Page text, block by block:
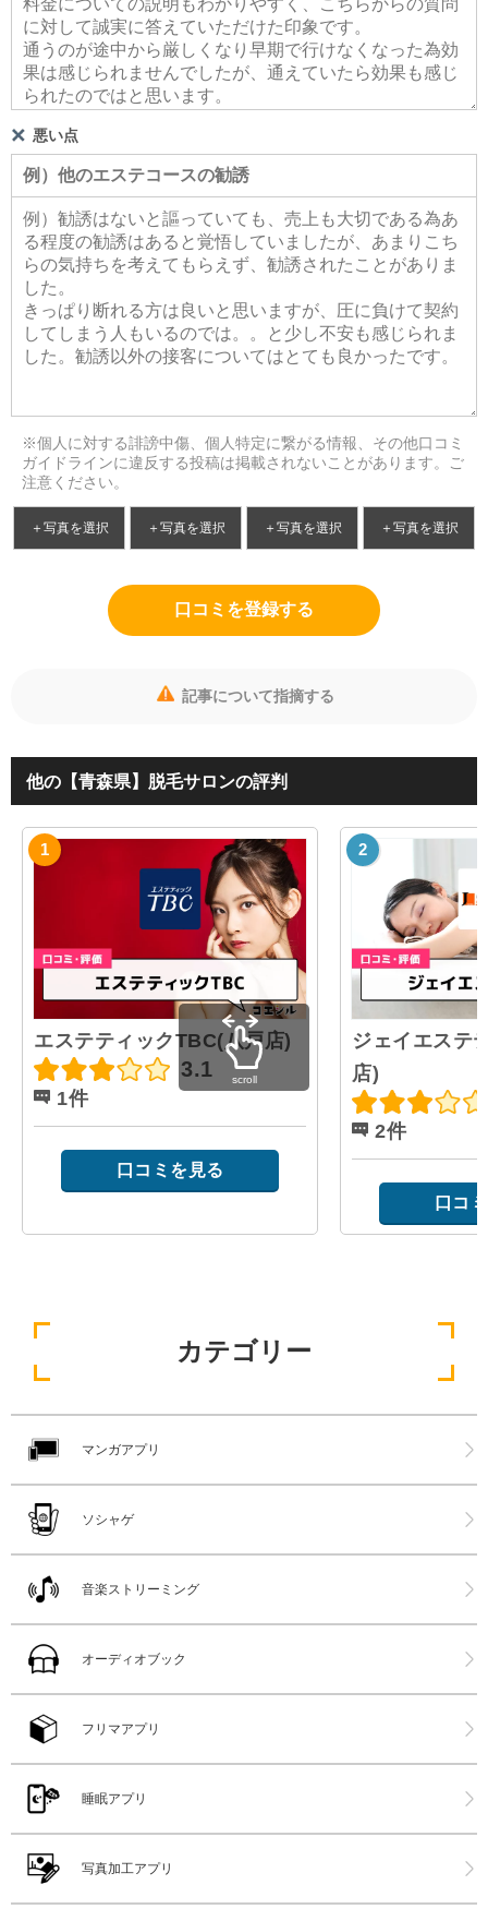
悪い点
※個人に対する誹謗中傷、個人特定に繋がる情報、その他口コミ
ガイドラインに違反する投稿は掲載されないことがあります。ご
注意ください。
＋写真を選択 ＋写真を選択 ＋写真を選択 ＋写真を選択
口コミを登録する
記事について指摘する
他の【青森県】脱毛サロンの評判
エステティックTBC(八戸店)
3.1
1件
口コミを見る
ジェイエステ
店)
2件
口コ
scroll
カテゴリー
マンガアプリ
ソシャゲ
音楽ストリーミング
オーディオブック
フリマアプリ
睡眠アプリ
写真加工アプリ